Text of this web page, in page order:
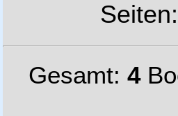
Gesamt: 4